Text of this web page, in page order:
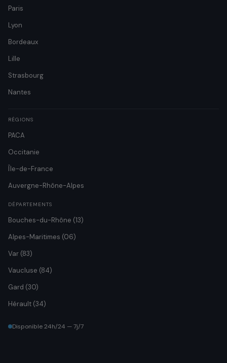
Paris
Lyon
Bordeaux
Lille
Strasbourg
Nantes
RÉGIONS
PACA
Occitanie
Île-de-France
Auvergne-Rhône-Alpes
DÉPARTEMENTS
Bouches-du-Rhône (13)
Alpes-Maritimes (06)
Var (83)
Vaucluse (84)
Gard (30)
Hérault (34)
Disponible 24h/24 — 7j/7